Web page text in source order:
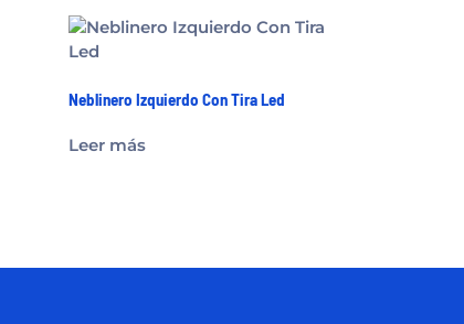
Neblinero Izquierdo Con Tira Led
Leer más